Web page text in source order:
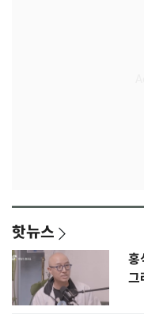
핫뉴스
홍
그